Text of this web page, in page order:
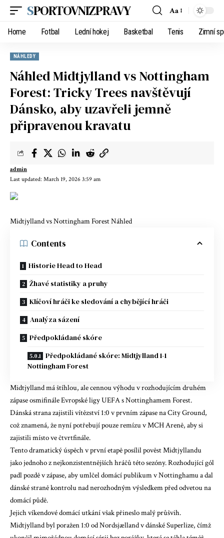
SPORTOVNIZPRAVY Aa
Home Fotbal Lední hokej Basketbal Tenis Zimní
NÁHLEDY
Náhled Midtjylland vs Nottingham
Forest: Tricky Trees navštěvují
Dánsko, aby uzavřeli jemně
připravenou kravatu
Last updated: March 19, 2026 3:59 am
admin
Midtjylland vs Nottingham Forest Náhled
Contents
Historie Head to Head
Žhavé statistiky a pruhy
Klíčoví hráči ke sledování a chybějící hráči
Analýza sázení
Předpokládané skóre
Předpokládané skóre: Midtjylland 1-1
Nottingham Forest
Midtjylland má štíhlou, ale cennou výhodu v rozhodujícím druhém
zápase osmifinále Evropské ligy UEFA s Nottinghamem Forest.
Dánská stranazajistili vítězství 1:0 v prvním zápasena City Ground,
což znamená, že nyní potřebují pouze remízu v MCH Areně, aby si
zajistili místo ve čtvrtfinále.
Tento dramatický úspěch v první etapě posílil pověst Midtjyllandu
jako jednoho z nejkonzistentnějších hráčů této sezóny. Rozhodující gól
padl pozdě v zápase, aby umlčel domácí publikum v Nottinghamu a dal
dánské straně kontrolu nad nerozhodným výsledkem před odvetou na
domácí půdě.
Jejich víkendové domácí utkání však přineslo malý průšvih.
Midtjylland byl poražen 1:0 od Nordsjælland v dánské Superlize, čímž